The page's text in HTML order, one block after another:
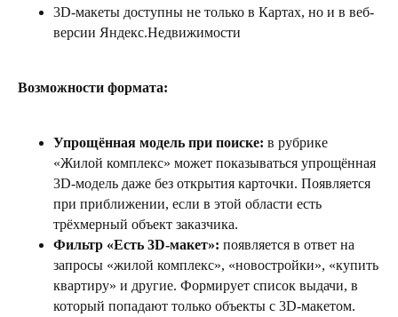
3D-макеты доступны не только в Картах, но и в веб-
версии Яндекс.Недвижимости
Возможности формата:
Упрощённая модель при поиске: в рубрике
«Жилой комплекс» может показываться упрощённая
3D-модель даже без открытия карточки. Появляется
при приближении, если в этой области есть
трёхмерный объект заказчика.
Фильтр «Есть 3D-макет»: появляется в ответ на
запросы «жилой комплекс», «новостройки», «купить
квартиру» и другие. Формирует список выдачи, в
который попадают только объекты с 3D-макетом.